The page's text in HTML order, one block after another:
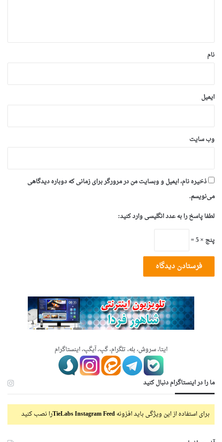
نام
ایمیل
وب‌ سایت
ذخیره نام، ایمیل و وبسایت من در مرورگر برای زمانی که دوباره دیدگاهی
می‌نویسم.
لطفا پاسخ را به عدد انگلیسی وارد کنید:
پنج × 5 =
ایتا، سروش، بله، تلگرام، گپ، آیگپ، اینستاگرام
ما را در اینستاگرام دنبال کنید
برای استفاده از این ویژگی باید افزونهTieLabs Instagram Feedرا نصب کنید